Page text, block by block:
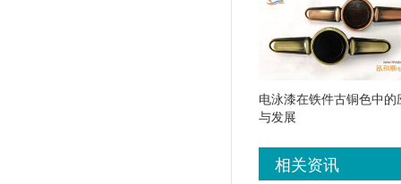
电泳漆在铁件古铜色中的
与发展
相关资讯